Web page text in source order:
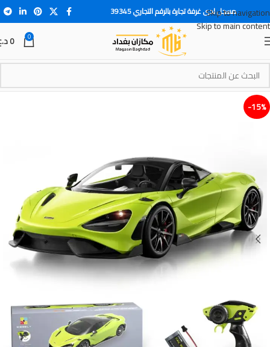
Skip to navigation
Skip to main content
مسجل لدى غرفة تجارة بالرقم التجاري 39345
0
0
15%-